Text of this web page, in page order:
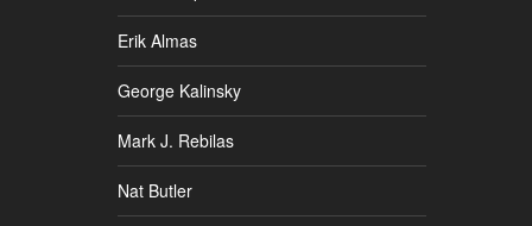
Erik Almas
George Kalinsky
Mark J. Rebilas
Nat Butler